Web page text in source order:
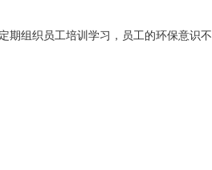
织员工培训学习，员工的环保意识